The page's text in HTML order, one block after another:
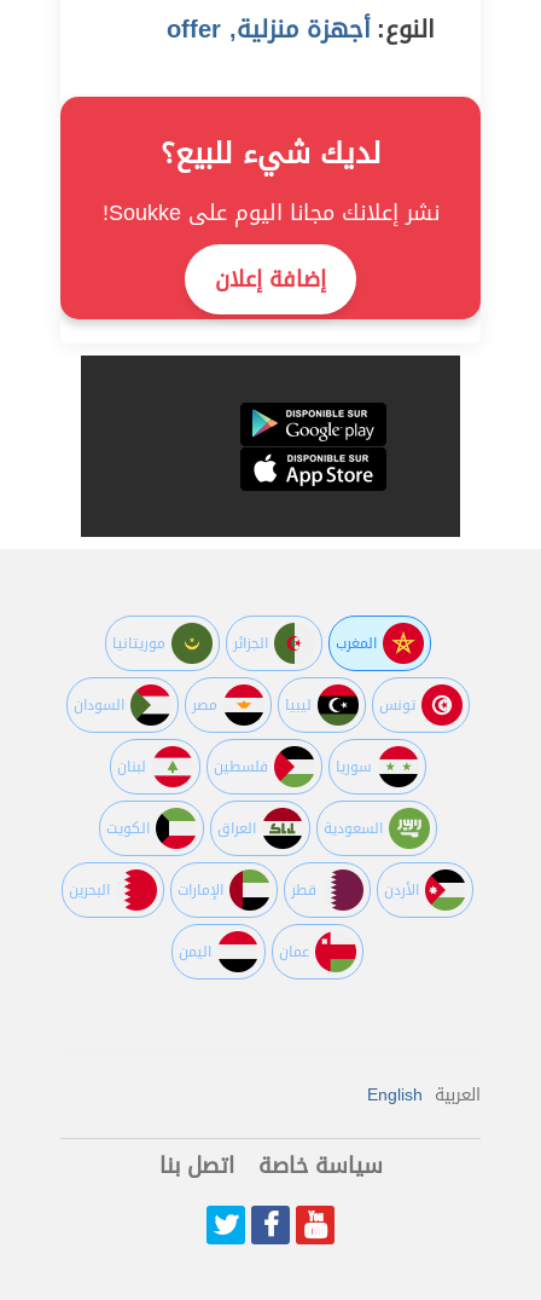
النوع:أجهزة منزلية, offer
لديك شيء للبيع؟
نشر إعلانك مجانا اليوم على Soukke!
إضافة إعلان
المغرب الجزائر موريتانيا
تونس ليبيا مصر السودان
سوريا فلسطين لبنان
السعودية العراق الكويت
اﻷردن قطر اﻹمارات البحرين
عمان اليمن
العربية English
سياسة خاصة اتصل بنا